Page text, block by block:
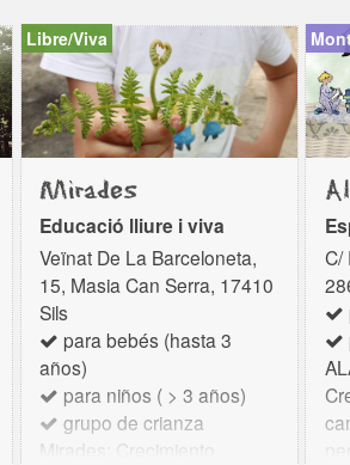
Libre/Viva
Mirades
Educació lliure i viva
Veïnat De La Barceloneta,
15, Masia Can Serra, 17410
Sils
para bebés (hasta 3
años)
para niños ( > 3 años)
grupo de crianza
Mirades: Crecimiento
C/